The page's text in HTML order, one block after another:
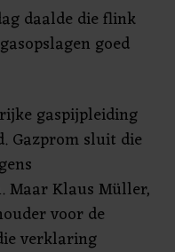
daalde die flink
goed
gaspijpleiding
Gazprom sluit die
Maar Klaus Müller,
voor de
verklaring